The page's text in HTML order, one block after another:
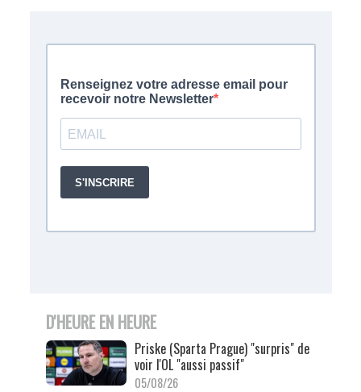
D'HEURE EN HEURE
Priske (Sparta Prague) "surpris" de
voir l'OL "aussi passif"
05/08/26